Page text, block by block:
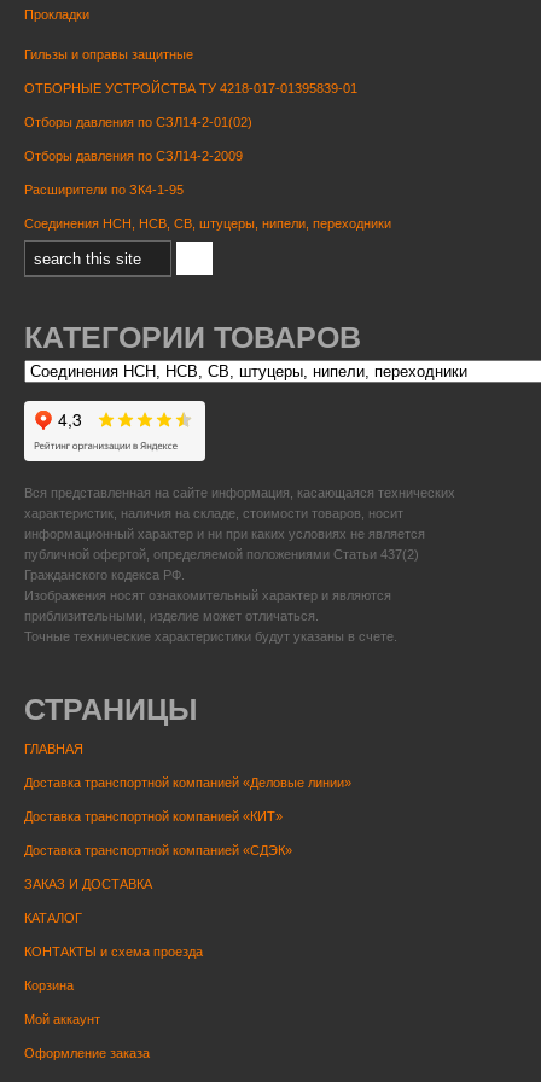
Прокладки
Гильзы и оправы защитные
ОТБОРНЫЕ УСТРОЙСТВА ТУ 4218-017-01395839-01
Отборы давления по СЗЛ14-2-01(02)
Отборы давления по СЗЛ14-2-2009
Расширители по ЗК4-1-95
Соединения НСН, НСВ, СВ, штуцеры, нипели, переходники
КАТЕГОРИИ ТОВАРОВ
Вся представленная на сайте информация, касающаяся технических
характеристик, наличия на складе, стоимости товаров, носит
информационный характер и ни при каких условиях не является
публичной офертой, определяемой положениями Статьи 437(2)
Гражданского кодекса РФ.
Изображения носят ознакомительный характер и являются
приблизительными, изделие может отличаться.
Точные технические характеристики будут указаны в счете.
СТРАНИЦЫ
ГЛАВНАЯ
Доставка транспортной компанией «Деловые линии»
Доставка транспортной компанией «КИТ»
Доставка транспортной компанией «СДЭК»
ЗАКАЗ И ДОСТАВКА
КАТАЛОГ
КОНТАКТЫ и схема проезда
Корзина
Мой аккаунт
Оформление заказа